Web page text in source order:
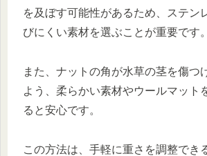
を及ぼす可能性があるため、ステン
びにくい素材を選ぶことが重要です。
また、ナットの角が水草の茎を傷つ
よう、柔らかい素材やウールマット
ると安心です。
この方法は、手軽に重さを調整でき